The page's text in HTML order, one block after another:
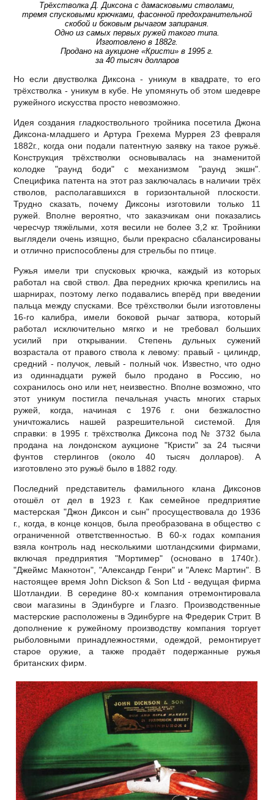
Трёхстволка Д. Диксона с дамасковыми стволами,
тремя спусковыми крючками, фасонной предохранительной
скобой и боковым рычагом запирания.
Одно из самых первых ружей такого типа.
Изготовлено в 1882г.
Продано на аукционе «Кристи» в 1995 г.
за 40 тысяч долларов
Но если двустволка Диксона - уникум в квадрате, то его
трёхстволка - уникум в кубе. Не упомянуть об этом шедевре
ружейного искусства просто невозможно.
Идея создания гладкоствольного тройника посетила Джона
Диксона-младшего и Артура Грехема Муррея 23 февраля
1882г., когда они подали патентную заявку на такое ружьё.
Конструкция трёхстволки основывалась на знаменитой
колодке "раунд боди" с механизмом "раунд экшн".
Специфика патента на этот раз заключалась в наличии трёх
стволов, располагавшихся в горизонтальной плоскости.
Трудно сказать, почему Диксоны изготовили только 11
ружей. Вполне вероятно, что заказчикам они показались
чересчур тяжёлыми, хотя весили не более 3,2 кг. Тройники
выглядели очень изящно, были прекрасно сбалансированы
и отлично приспособлены для стрельбы по птице.
Ружья имели три спусковых крючка, каждый из которых
работал на свой ствол. Два передних крючка крепились на
шарнирах, поэтому легко подавались вперёд при введении
пальца между спусками. Все трёхстволки были изготовлены
16-го калибра, имели боковой рычаг затвора, который
работал исключительно мягко и не требовал больших
усилий при открывании. Степень дульных сужений
возрастала от правого ствола к левому: правый - цилиндр,
средний - получок, левый - полный чок. Известно, что одно
из одиннадцати ружей было продано в Россию, но
сохранилось оно или нет, неизвестно. Вполне возможно, что
этот уникум постигла печальная участь многих старых
ружей, когда, начиная с 1976 г. они безжалостно
уничтожались нашей разрешительной системой. Для
справки: в 1995 г. трёхстволка Диксона под № 3732 была
продана на лондонском аукционе "Кристи" за 24 тысячи
фунтов стерлингов (около 40 тысяч долларов). А
изготовлено это ружьё было в 1882 году.
Последний представитель фамильного клана Диксонов
отошёл от дел в 1923 г. Как семейное предприятие
мастерская "Джон Диксон и сын" просуществовала до 1936
г., когда, в конце концов, была преобразована в общество с
ограниченной ответственностью. В 60-х годах компания
взяла контроль над несколькими шотландскими фирмами,
включая предприятия "Мортимер" (основано в 1740г.).
"Джеймс Макнотон", "Александр Генри" и "Алекс Мартин". В
настоящее время John Dickson & Son Ltd - ведущая фирма
Шотландии. В середине 80-х компания отремонтировала
свои магазины в Эдинбурге и Глазго. Производственные
мастерские расположены в Эдинбурге на Фредерик Стрит. В
дополнение к ружейному производству компания торгует
рыболовными принадлежностями, одеждой, ремонтирует
старое оружие, а также продаёт подержанные ружья
британских фирм.